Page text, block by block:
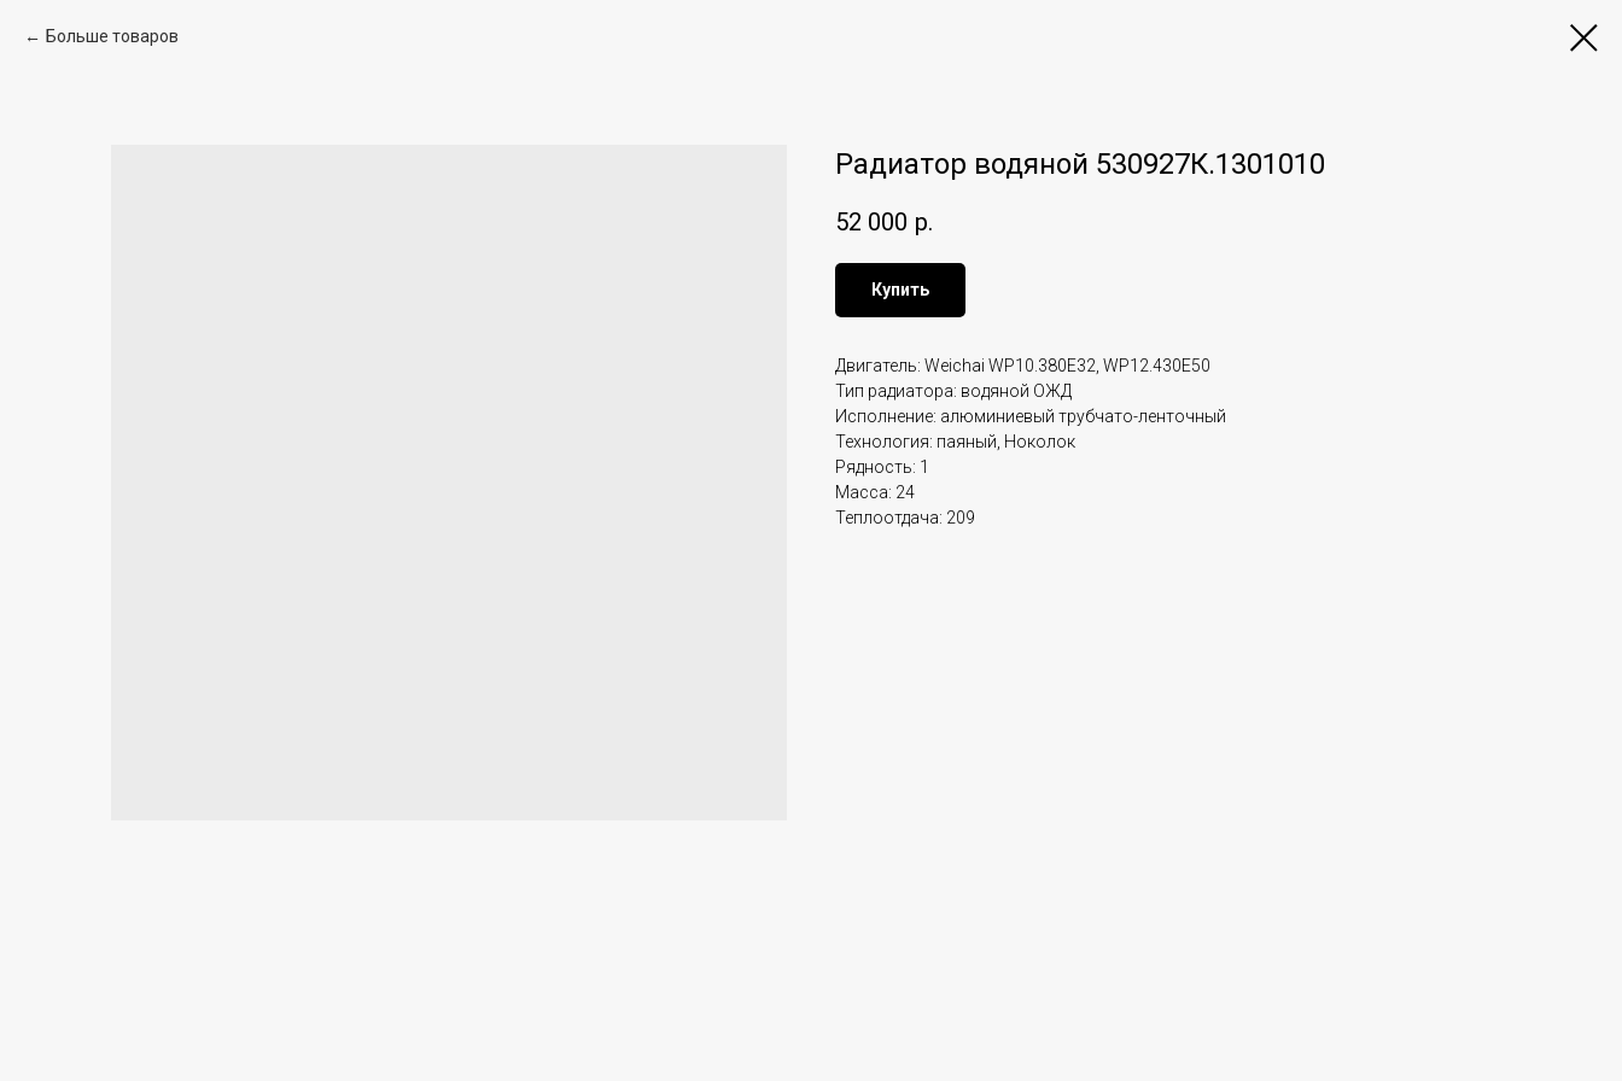
Больше товаров
Радиатор водяной 530927К.1301010
52 000 р.
Купить
Двигатель: Weichai WP10.380E32, WP12.430E50
Тип радиатора: водяной ОЖД
Исполнение: алюминиевый трубчато-ленточный
Технология: паяный, Ноколок
Рядность: 1
Масса: 24
Теплоотдача: 209